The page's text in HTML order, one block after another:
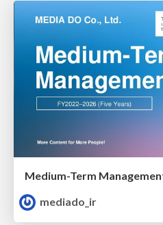
Medium-Term
mediado_ir